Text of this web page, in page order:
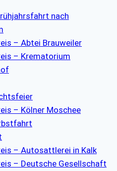
nach
– Abtei Brauweiler
– Krematorium
– Kölner Moschee
– Autosattlerei in Kalk
– Deutsche Gesellschaft